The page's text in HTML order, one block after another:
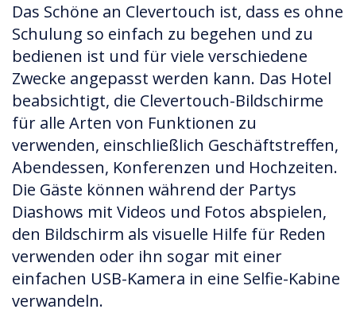
Das Schöne an Clevertouch ist, dass es ohne
Schulung so einfach zu begehen und zu
bedienen ist und für viele verschiedene
Zwecke angepasst werden kann. Das Hotel
beabsichtigt, die Clevertouch-Bildschirme
für alle Arten von Funktionen zu
verwenden, einschließlich Geschäftstreffen,
Abendessen, Konferenzen und Hochzeiten.
Die Gäste können während der Partys
Diashows mit Videos und Fotos abspielen,
den Bildschirm als visuelle Hilfe für Reden
verwenden oder ihn sogar mit einer
einfachen USB-Kamera in eine Selfie-Kabine
verwandeln.